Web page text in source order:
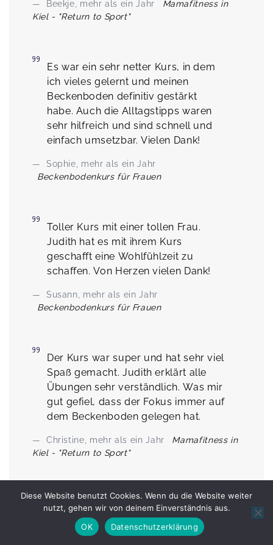
Diese Website benutzt Cookies. Wenn du die Website weiter
nutzt, gehen wir von deinem Einverständnis aus.
OK
Datenschutzerklärung